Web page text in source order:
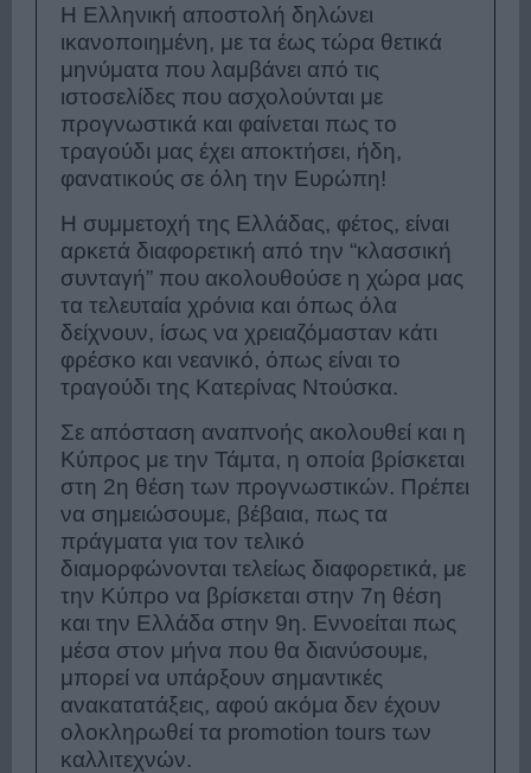
Η Ελληνική αποστολή δηλώνει
ικανοποιημένη, με τα έως τώρα θετικά
μηνύματα που λαμβάνει από τις
ιστοσελίδες που ασχολούνται με
προγνωστικά και φαίνεται πως το
τραγούδι μας έχει αποκτήσει, ήδη,
φανατικούς σε όλη την Ευρώπη!
Η συμμετοχή της Ελλάδας, φέτος, είναι
αρκετά διαφορετική από την “κλασσική
συνταγή” που ακολουθούσε η χώρα μας
τα τελευταία χρόνια και όπως όλα
δείχνουν, ίσως να χρειαζόμασταν κάτι
φρέσκο και νεανικό, όπως είναι το
τραγούδι της Κατερίνας Ντούσκα.
Σε απόσταση αναπνοής ακολουθεί και η
Κύπρος με την Τάμτα, η οποία βρίσκεται
στη 2η θέση των προγνωστικών. Πρέπει
να σημειώσουμε, βέβαια, πως τα
πράγματα για τον τελικό
διαμορφώνονται τελείως διαφορετικά, με
την Κύπρο να βρίσκεται στην 7η θέση
και την Ελλάδα στην 9η. Εννοείται πως
μέσα στον μήνα που θα διανύσουμε,
μπορεί να υπάρξουν σημαντικές
ανακατατάξεις, αφού ακόμα δεν έχουν
ολοκληρωθεί τα promotion tours των
καλλιτεχνών.